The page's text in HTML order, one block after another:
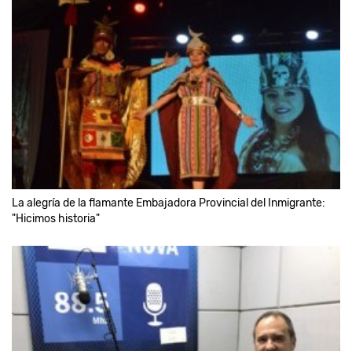
La alegría de la flamante Embajadora Provincial del Inmigrante:
"Hicimos historia"